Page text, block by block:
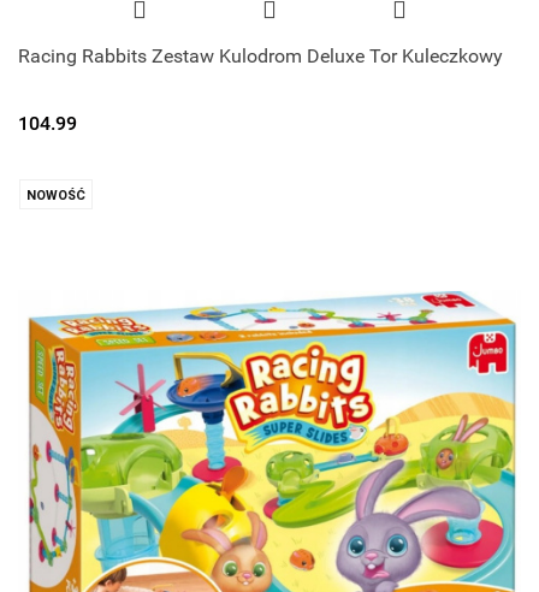
Racing Rabbits Zestaw Kulodrom Deluxe Tor Kuleczkowy
104.99
NOWOŚĆ